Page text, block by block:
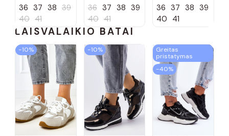
36 37 38 39
40 41
36 37 38 39
40 41
36 37 38 39
40 41
LAISVALAIKIO BATAI
−10% −10%
Greitas
pristatymas
−40%